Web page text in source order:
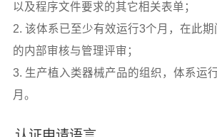
以及程序文件要求的其它相关表单；
2. 该体系已至少有效运行3个月，在此
的内部审核与管理评审；
3. 生产植入类器械产品的组织，体系运
月。